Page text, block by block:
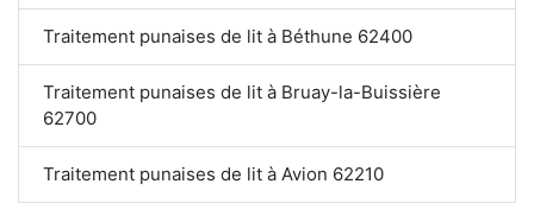
Traitement punaises de lit à Béthune 62400
Traitement punaises de lit à Bruay-la-Buissière
62700
Traitement punaises de lit à Avion 62210